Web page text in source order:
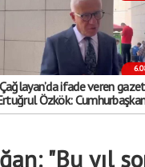
Çağlayan’da ifade veren
Özkök:
asla aklımın ucundan
"Bu yıl